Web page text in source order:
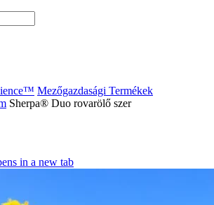
Mezőgazdasági Termékek
Sherpa® Duo rovarölő szer
in a new tab